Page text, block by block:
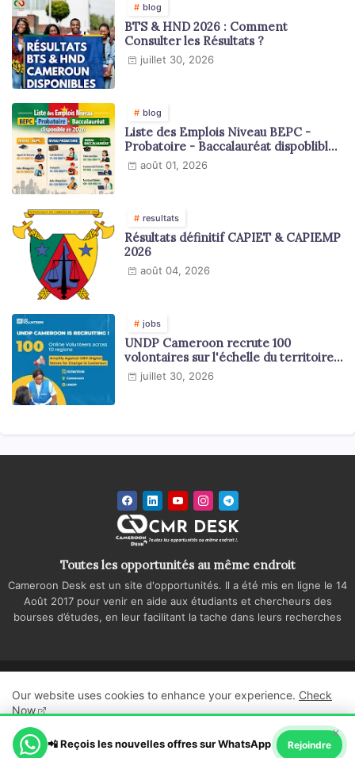
blog
BTS & HND 2026 : Comment
Consulter les Résultats ?
juillet 30, 2026
blog
Liste des Emplois Niveau BEPC -
Probatoire - Baccalauréat dispoblible
en 2026
août 01, 2026
resultats
Résultats définitif CAPIET & CAPIEMP
2026
août 04, 2026
jobs
UNDP Cameroon recrute 100
volontaires sur l'échelle du territoire
national
juillet 30, 2026
Toutes les opportunités au même endroit
Cameroon Desk est un site d'opportunités. Il a été mis en ligne le 14
Août 2017 pour venir en aide aux étudiants et chercheurs des
bourses d’études, en leur facilitant la tache dans leurs recherches
Cameroon Desk
Politique de confidentialité
Regie publicitaire
Our website uses cookies to enhance your experience. Check
Now
Ok, Go it!
×
📲 Reçois les nouvelles offres sur WhatsApp Rejoindre